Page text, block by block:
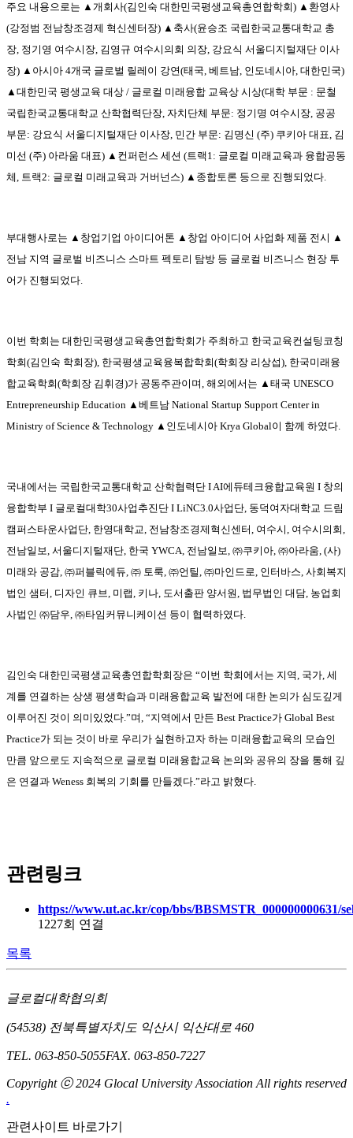
주요 내용으로는 ▲ 개회사(김인숙 대한민국평생교육총연합학회) ▲ 환영사
(강정범 전남창조경제 혁신센터장) ▲ 축사(윤승조 국립한국교통대학교 총
장, 정기영 여수시장, 김영규 여수시의회 의장, 강요식 서울디지털재단 이사
장) ▲ 아시아 4개국 글로벌 릴레이 강연(태국, 베트남, 인도네시아, 대한민국)
▲ 대한민국 평생교육 대상 / 글로컬 미래융합 교육상 시상(대학 부문 : 문철
국립한국교통대학교 산학협력단장, 자치단체 부문: 정기명 여수시장, 공공
부문: 강요식 서울디지털재단 이사장, 민간 부문: 김명신 (주) 쿠키아 대표, 김
미선 (주) 아라움 대표) ▲ 컨퍼런스 세션 (트랙 1: 글로컬 미래교육과 융합공동
체, 트랙2: 글로컬 미래교육과 거버넌스) ▲ 종합토론 등으로 진행되었다.
부대행사로는 ▲ 창업기업 아이디어톤 ▲ 창업 아이디어 사업화 제품 전시 ▲
전남 지역 글로벌 비즈니스 스마트 펙토리 탐방 등 글로컬 비즈니스 현장 투
어가 진행되었다.
이번 학회는 대한민국평생교육총연합학회가 주최하고 한국교육컨설팅코칭
학회(김인숙 학회장), 한국평생교육융복합학회(학회장 리상섭), 한국미래융
합교육학회(학회장 김휘경)가 공동주관이며, 해외에서는 ▲ 태국 UNESCO
Entrepreneurship Education ▲ 베트남 National Startup Support Center in
Ministry of Science & Technology ▲ 인도네시아 Krya Global이 함께 하였다.
국내에서는 국립한국교통대학교 산학협력단 I AI에듀테크융합교육원 I 창의
융합학부 I 글로컬대학30사업추진단 I LiNC3.0사업단, 동덕여자대학교 드림
캠퍼스타운사업단, 한영대학교, 전남창조경제혁신센터, 여수시, 여수시의회,
전남일보, 서울디지털재단, 한국 YWCA, 전남일보, ㈜쿠키아, ㈜아라움, (사)
미래와 공감, ㈜퍼블릭에듀, ㈜ 토룩, ㈜언틸, ㈜마인드로, 인터바스, 사회복지
법인 샘터, 디자인 큐브, 미랩, 키나, 도서출판 양서원, 법무법인 대담, 농업회
사법인 ㈜담우, ㈜타임커뮤니케이션 등이 협력하였다.
김인숙 대한민국평생교육총연합학회장은 “이번 학회에서는 지역, 국가, 세
계를 연결하는 상생 평생학습과 미래융합교육 발전에 대한 논의가 심도깊게
이루어진 것이 의미있었다.”며, “지역에서 만든 Best Practice가 Global Best
Practice가 되는 것이 바로 우리가 실현하고자 하는 미래융합교육의 모습인
만큼 앞으로도 지속적으로 글로컬 미래융합교육 논의와 공유의 장을 통해 깊
은 연결과 Weness 회복의 기회를 만들겠다.”라고 밝혔다.
관련링크
https://www.ut.ac.kr/cop/bbs/BBSMSTR_000000000631/
1227회 연결
목록
글로컬대학협의회
(54538) 전북특별자치도 익산시 익산대로 460
TEL. 063-850-5055FAX. 063-850-7227
Copyright ⓒ 2024 Glocal University Association All rights reserved
.
관련사이트 바로가기